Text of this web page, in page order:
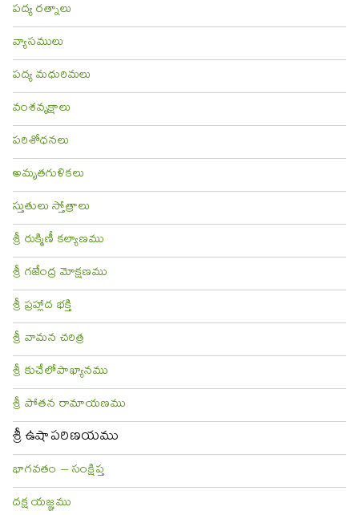
పద్య రత్నాలు
వ్యాసములు
పద్య మధురిమలు
వంశవృక్షాలు
పరిశోధనలు
అమృతగుళికలు
స్తుతులు స్తోత్రాలు
శ్రీ రుక్మిణీ కల్యాణము
శ్రీ గజేంద్ర మోక్షణము
శ్రీ ప్రహ్లాద భక్తి
శ్రీ వామన చరిత్ర
శ్రీ కుచేలోపాఖ్యానము
శ్రీ పోతన రామాయణము
శ్రీ ఉషాపరిణయము
భాగవతం – సంక్షిప్త
దక్ష యజ్ఞము